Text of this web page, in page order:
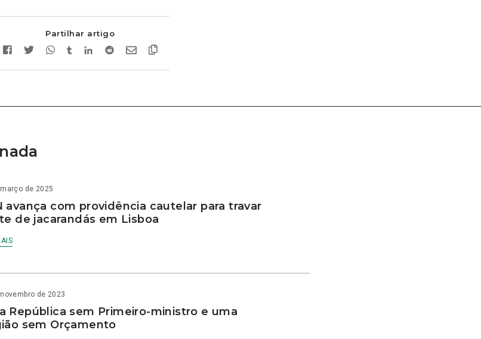
Partilhar artigo
de 2025
avança com providência cautelar para travar
de jacarandás em Lisboa
de 2023
República sem Primeiro-ministro e uma
sem Orçamento